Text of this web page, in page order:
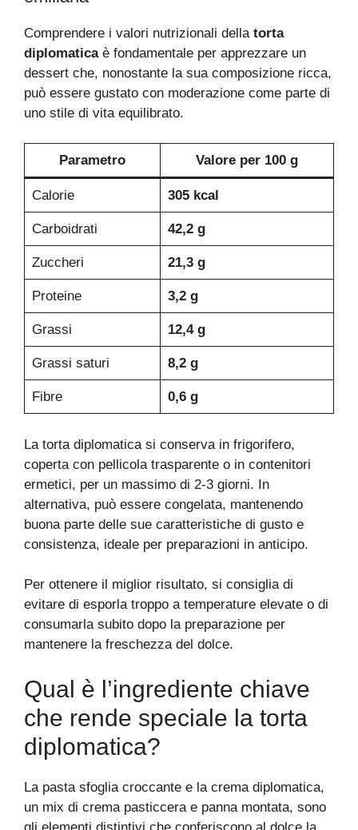
Comprendere i valori nutrizionali della torta
diplomaticaè fondamentale per apprezzare un
dessert che, nonostante la sua composizione ricca,
può essere gustato con moderazione come parte di
uno stile di vita equilibrato.
Parametro Valore per 100 g
Calorie 305 kcal
Carboidrati 42,2 g
Zuccheri 21,3 g
Proteine 3,2 g
Grassi 12,4 g
Grassi saturi 8,2 g
Fibre 0,6 g
La torta diplomatica si conserva in frigorifero,
coperta con pellicola trasparente o in contenitori
ermetici, per un massimo di 2-3 giorni. In
alternativa, può essere congelata, mantenendo
buona parte delle sue caratteristiche di gusto e
consistenza, ideale per preparazioni in anticipo.
Per ottenere il miglior risultato, si consiglia di
evitare di esporla troppo a temperature elevate o di
consumarla subito dopo la preparazione per
mantenere la freschezza del dolce.
Qual è l’ingrediente chiave
che rende speciale la torta
diplomatica?
La pasta sfoglia croccante e la crema diplomatica,
un mix di crema pasticcera e panna montata, sono
gli elementi distintivi che conferiscono al dolce la